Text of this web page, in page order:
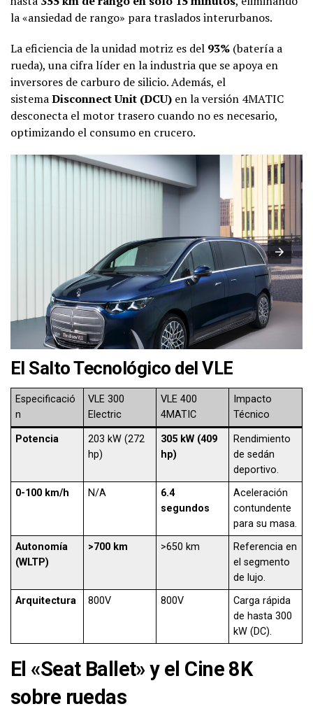
la «ansiedad de rango» para traslados interurbanos.
La eficiencia de la unidad motriz es del 93% (batería a
rueda), una cifra líder en la industria que se apoya en
inversores de carburo de silicio. Además, el
sistemaDisconnect Unit (DCU) en la versión 4MATIC
desconecta el motor trasero cuando no es necesario,
optimizando el consumo en crucero.
El Salto Tecnológico del VLE
Especificació
n
VLE 300
Electric
VLE 400
4MATIC
Impacto
Técnico
Potencia
203 kW (272
hp)
305 kW (409
hp)
Rendimiento
de sedán
deportivo.
0-100 km/h
N/A
6.4
segundos
Aceleración
contundente
para su masa.
Autonomía
(WLTP)
>700 km >650 km
Referencia en
el segmento
de lujo.
Arquitectura
800V 800V
Carga rápida
de hasta 300
kW (DC).
El «Seat Ballet» y el Cine 8K
sobre ruedas